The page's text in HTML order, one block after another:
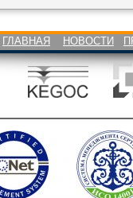
ГЛАВНАЯ НОВОСТИ